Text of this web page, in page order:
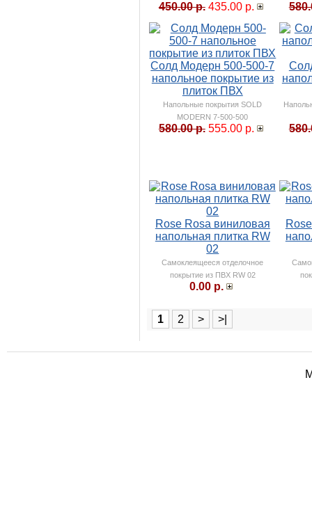
450.00 р. 435.00 р.
Солд Модерн 500-500-7
напольное покрытие из
плиток ПВХ
Напольные покрытия SOLD
MODERN 7-500-500
580.00 р. 555.00 р.
Rose Rosa виниловая
напольная плитка RW
02
Самоклеящееся отделочное
покрытие из ПВХ RW 02
0.00 р.
1 2 > >|